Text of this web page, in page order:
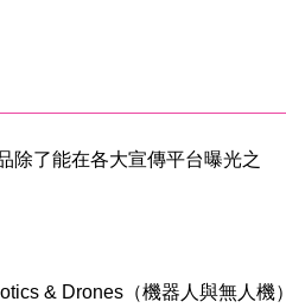
除了能在各大宣傳平台曝光之
& Drones（機器人與無人機）